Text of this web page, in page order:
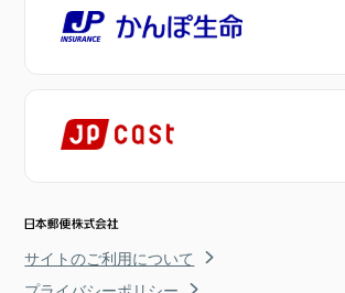
サイトのご利用について